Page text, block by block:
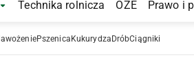
Hodowla Submenu
Technika rolnicza OZE Prawo i
Pszenica Kukurydza DróbCiągniki